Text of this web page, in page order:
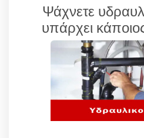
Ψάχνετε
υπάρχει